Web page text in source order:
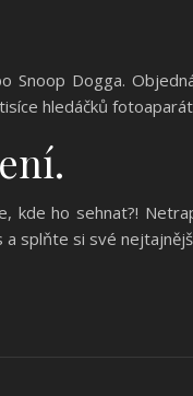
Dogga.
hledáčků
ho sehnat?!
splňte si své